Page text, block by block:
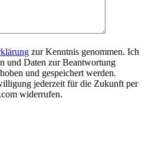
zur Kenntnis genommen. Ich
und Daten zur Beantwortung
und gespeichert werden.
jederzeit für die Zukunft per
widerrufen.